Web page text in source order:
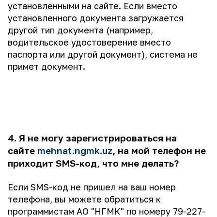
установленными на сайте. Если вместо
установленного документа загружается
другой тип документа (например,
водительское удостоверение вместо
паспорта или другой документ), система не
примет документ.
4. Я не могу зарегистрироваться на
сайте mehnat.ngmk.uz, на мой телефон не
приходит SMS-код, что мне делать?
Если SMS-код не пришел на ваш номер
телефона, вы можете обратиться к
программистам АО "НГМК" по номеру 79-227-